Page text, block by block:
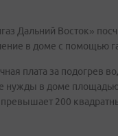
Дальний Восток»
в доме с помощью
плата за подогрев
нужды в доме
200